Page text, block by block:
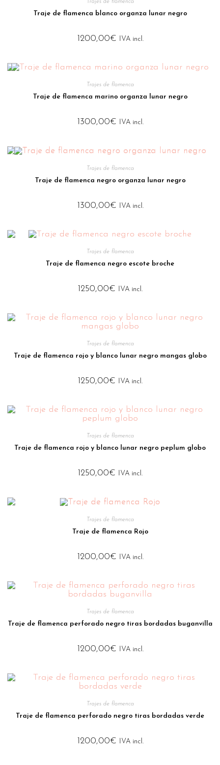
Trajes de flamenca
Traje de flamenca blanco organza lunar negro
1200,00€ IVA incl.
Trajes de flamenca
Traje de flamenca marino organza lunar negro
1300,00€ IVA incl.
Trajes de flamenca
Traje de flamenca negro organza lunar negro
1300,00€ IVA incl.
Trajes de flamenca
Traje de flamenca negro escote broche
1250,00€ IVA incl.
Trajes de flamenca
Traje de flamenca rojo y blanco lunar negro mangas globo
1250,00€ IVA incl.
Trajes de flamenca
Traje de flamenca rojo y blanco lunar negro peplum globo
1250,00€ IVA incl.
Trajes de flamenca
Traje de flamenca Rojo
1200,00€ IVA incl.
Trajes de flamenca
Traje de flamenca perforado negro tiras bordadas buganvilla
1200,00€ IVA incl.
Trajes de flamenca
Traje de flamenca perforado negro tiras bordadas verde
1200,00€ IVA incl.